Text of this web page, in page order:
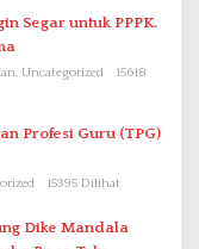
Segar untuk PPPK.
Uncategorized
15618
Profesi Guru (TPG)
15395 Dilihat